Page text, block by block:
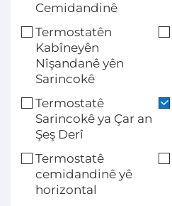
Cemidandinê
Termostatên
Kabîneyên
Nîşandanê yên
Sarincokê
Termostatê
Sarincokê ya Çar an
Şeş Derî
Termostatê
cemidandinê yê
horizontal